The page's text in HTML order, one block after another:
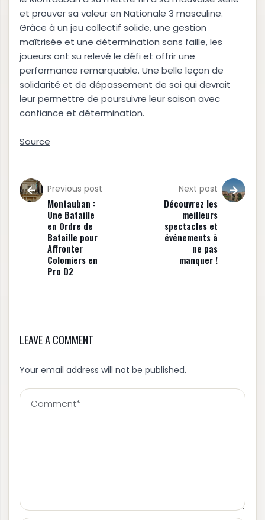
et prouver sa valeur en Nationale 3 masculine.
Grâce à un jeu collectif solide, une gestion
maîtrisée et une détermination sans faille, les
joueurs ont su relevé le défi et offrir une
performance remarquable. Une belle leçon de
solidarité et de dépassement de soi qui devrait
leur permettre de poursuivre leur saison avec
confiance et détermination.
Source
Previous post
Montauban :
Une Bataille
en Ordre de
Bataille pour
Affronter
Colomiers en
Pro D2
Next post
Découvrez les
meilleurs
spectacles et
événements à
ne pas
manquer !
LEAVE A COMMENT
Your email address will not be published.